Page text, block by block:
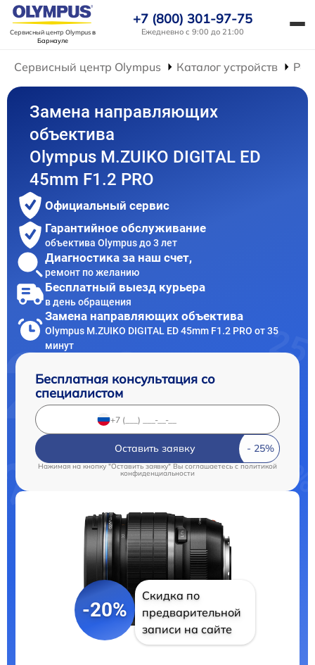
Сервисный центр Olympusв
Барнауле
+7 (800) 301-97-75
Ежедневно с 9:00 до 21:00
Сервисный центр Olympus Каталог устройств
Замена направляющих
объектива
Olympus M.ZUIKO DIGITAL ED
45mm F1.2 PRO
Официальный сервис
Гарантийное обслуживание
объектива Olympus до 3 лет
Диагностика за наш счет,
ремонт по желанию
Бесплатный выезд курьера
в день обращения
Замена направляющих объектива
Olympus M.ZUIKO DIGITAL ED 45mm F1.2 PRO от 35
минут
Бесплатная консультация со
специалистом
Оставить заявку
Нажимая на кнопку "Оставить заявку" Вы соглашаетесь c политикой
конфиденциальности
-20%
Скидка по
предварительной
записи на сайте